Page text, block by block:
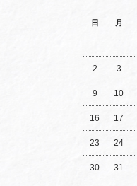
日 月
2 3
9 10
16 17
23 24
30 31